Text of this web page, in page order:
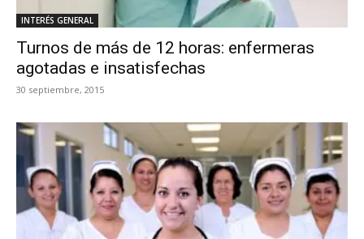
INTERÉS GENERAL
Turnos de más de 12 horas: enfermeras
agotadas e insatisfechas
30 septiembre, 2015